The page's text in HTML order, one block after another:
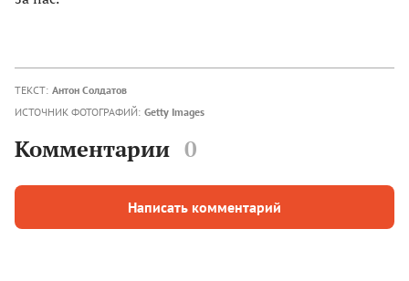
ТЕКСТ: Антон Солдатов
ИСТОЧНИК ФОТОГРАФИЙ: Getty Images
Комментарии 0
Написать комментарий